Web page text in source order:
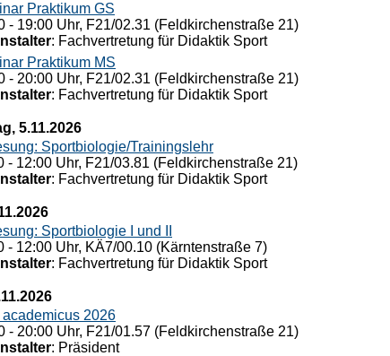
Praktikum GS
- 19:00 Uhr, F21/02.31 (Feldkirchenstraße 21)
: Fachvertretung für Didaktik Sport
Praktikum MS
- 20:00 Uhr, F21/02.31 (Feldkirchenstraße 21)
: Fachvertretung für Didaktik Sport
5.11.2026
Sportbiologie/Trainingslehr
- 12:00 Uhr, F21/03.81 (Feldkirchenstraße 21)
: Fachvertretung für Didaktik Sport
Sportbiologie I und II
- 12:00 Uhr, KÄ7/00.10 (Kärntenstraße 7)
: Fachvertretung für Didaktik Sport
academicus 2026
- 20:00 Uhr, F21/01.57 (Feldkirchenstraße 21)
: Präsident